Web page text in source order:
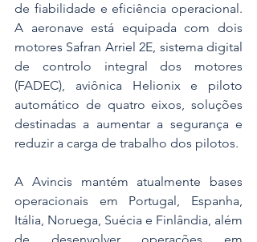
de fiabilidade e eficiência operacional.
A aeronave está equipada com dois
motores Safran Arriel 2E, sistema digital
de controlo integral dos motores
(FADEC), aviônica Helionix e piloto
automático de quatro eixos, soluções
destinadas a aumentar a segurança e
reduzir a carga de trabalho dos pilotos.
A Avincis mantém atualmente bases
operacionais em Portugal, Espanha,
Itália, Noruega, Suécia e Finlândia, além